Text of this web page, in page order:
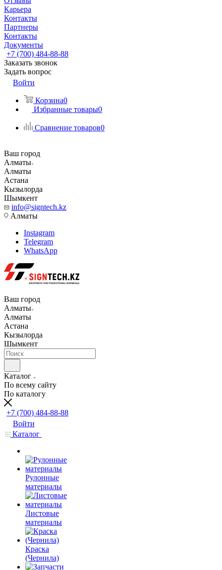
Карьера
Контакты
Партнеры
Контакты
Документы
+7 (700) 484-88-88
Заказать звонок
Задать вопрос
Войти
Корзина0
Избранные товары0
Сравнение товаров0
Ваш город
Алматы
Алматы
Астана
Кызылорда
Шымкент
info@signtech.kz
Алматы
Instagram
Telegram
WhatsApp
Ваш город
Алматы
Алматы
Астана
Кызылорда
Шымкент
Каталог
По всему сайту
По каталогу
+7 (700) 484-88-88
Войти
Каталог
Рулонные
материалы
Листовые
материалы
Краска
(Чернила)